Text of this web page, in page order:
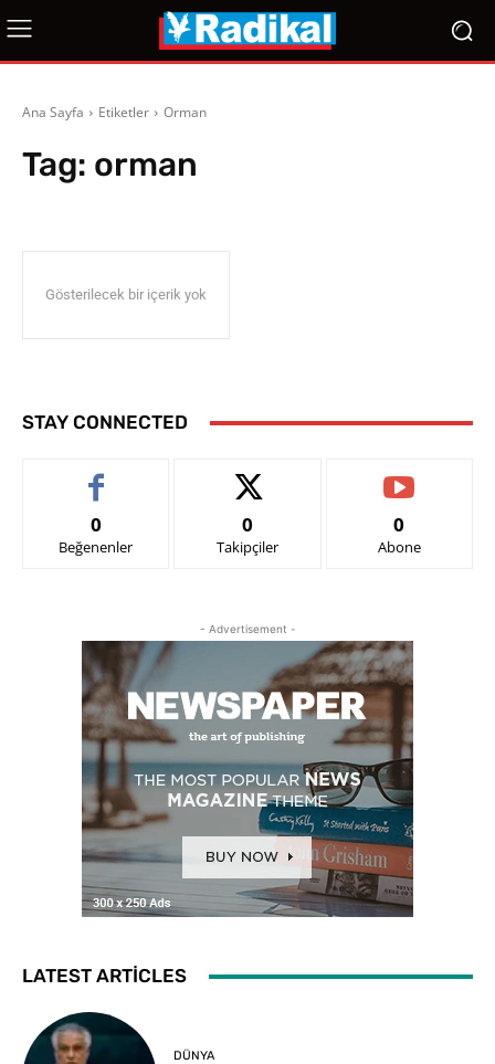
Ana Sayfa Etiketler Orman
Tag: orman
Gösterilecek bir içerik yok
STAY CONNECTED
0
Beğenenler
0
Takipçiler
0
Abone
- Advertisement -
LATEST ARTICLES
DÜNYA